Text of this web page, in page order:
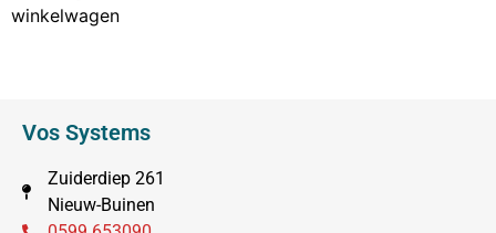
winkelwagen
Vos Systems
Zuiderdiep 261
Nieuw-Buinen